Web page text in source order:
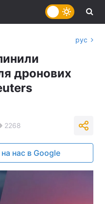
рус
дронових
2268
нас в Google